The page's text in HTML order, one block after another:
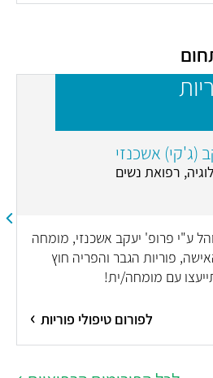
(ג'קי) אשכנזי
רפואת נשים
ע"י פרופ' יעקב אשכנזי, מומחה
פוריות הגבר והפריה חוץ
עם מומחה/ית!
לפורום טיפולי פוריות